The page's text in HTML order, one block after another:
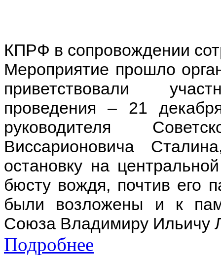
КПРФ в сопровождении
Мероприятие прошло
приветствовали
проведения – 21
руководителя
Виссарионовича
остановку на
бюсту вождя, почтив его
были возложены и к
Союза Владимиру Ильичу
Подробнее